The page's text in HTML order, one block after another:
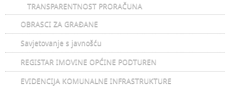
TRANSPARENTNOST PRORAČUNA
OBRASCI ZA GRAĐANE
Savjetovanje s javnošću
REGISTAR IMOVINE OPĆINE PODTUREN
EVIDENCIJA KOMUNALNE INFRASTRUKTURE